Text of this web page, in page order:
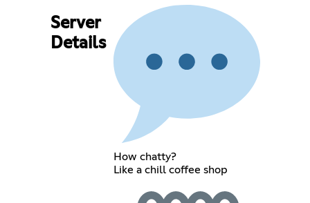
Server
Details
How chatty?
Like a chill coffee shop